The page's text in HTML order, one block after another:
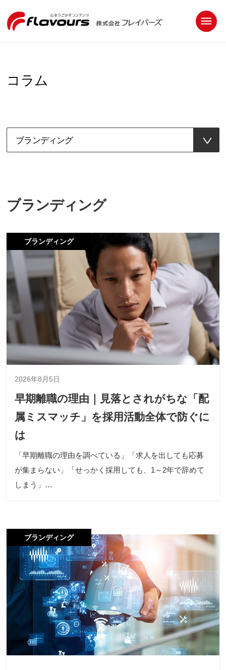
コラム
ブランディング
ブランディング
2026年8月5日
早期離職の理由｜見落とされがちな「配
属ミスマッチ」を採用活動全体で防ぐに
は
「早期離職の理由を調べている」「求人を出しても応募
が集まらない」「せっかく採用しても、1～2年で辞めて
しまう」…
ブランディング